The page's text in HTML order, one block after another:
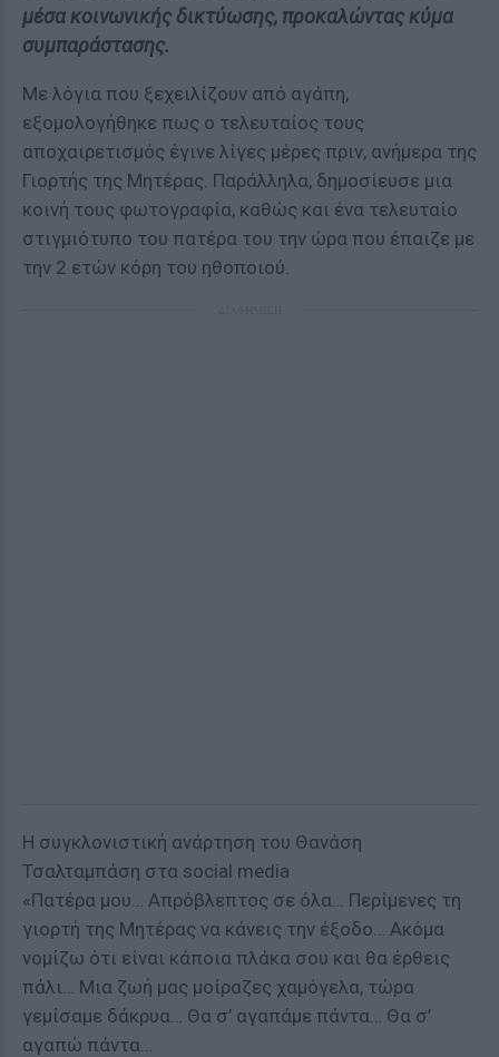
μέσα κοινωνικής δικτύωσης, προκαλώντας κύμα
συμπαράστασης.
Με λόγια που ξεχειλίζουν από αγάπη,
εξομολογήθηκε πως ο τελευταίος τους
αποχαιρετισμός έγινε λίγες μέρες πριν, ανήμερα της
Γιορτής της Μητέρας. Παράλληλα, δημοσίευσε μια
κοινή τους φωτογραφία, καθώς και ένα τελευταίο
στιγμιότυπο του πατέρα του την ώρα που έπαιζε με
την 2 ετών κόρη του ηθοποιού.
Η συγκλονιστική ανάρτηση του Θανάση
Τσαλταμπάση στα social media
«Πατέρα μου… Απρόβλεπτος σε όλα… Περίμενες τη
γιορτή της Μητέρας να κάνεις την έξοδο… Ακόμα
νομίζω ότι είναι κάποια πλάκα σου και θα έρθεις
πάλι… Μια ζωή μας μοίραζες χαμόγελα, τώρα
γεμίσαμε δάκρυα… Θα σ’ αγαπάμε πάντα… Θα σ’
αγαπώ πάντα…